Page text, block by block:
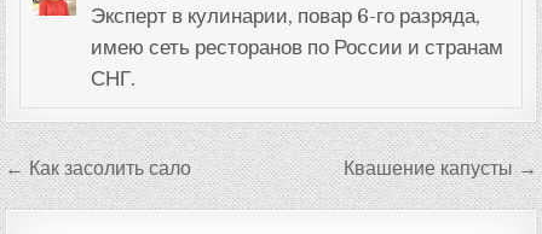
Эксперт в кулинарии, повар 6-го разряда,
имею сеть ресторанов по России и странам
СНГ.
Навигация
по
← Как засолить сало Квашение капусты →